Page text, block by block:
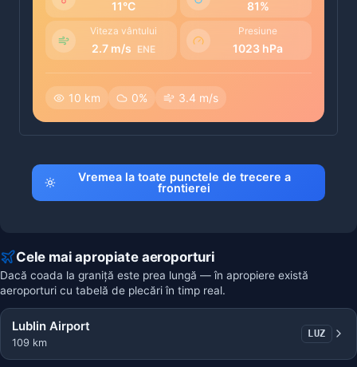
11°C 81%
Viteza vântului
2.7 m/s ENE
Presiune
1023 hPa
10 km 0% 3.4 m/s
Vremea la toate punctele de trecere a
frontierei
Cele mai apropiate aeroporturi
Dacă coada la graniță este prea lungă — în apropiere există
aeroporturi cu tabelă de plecări în timp real.
Lublin Airport
109 km
LUZ